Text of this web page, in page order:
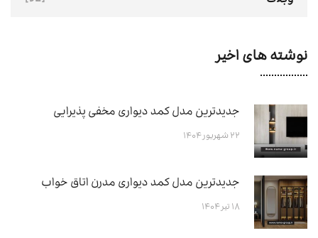
نوشته های اخیر
جدیدترین مدل کمد دیواری مخفی پذیرایی
۲۲ شهریور ۱۴۰۴
جدیدترین مدل کمد دیواری مدرن اتاق خواب
۱۸ تیر ۱۴۰۴